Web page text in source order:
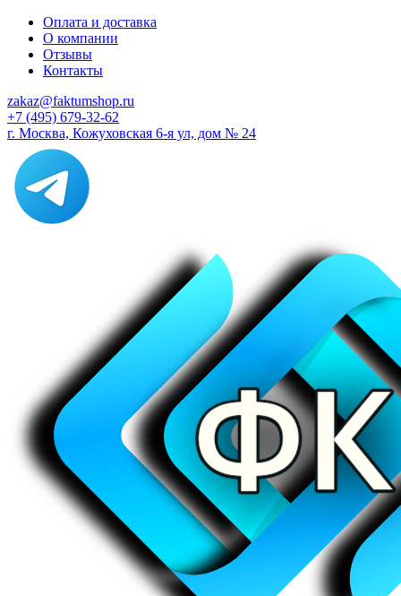
Оплата и доставка
О компании
Отзывы
Контакты
zakaz@faktumshop.ru
+7 (495) 679-32-62
г. Москва, Кожуховская 6-я ул, дом № 24